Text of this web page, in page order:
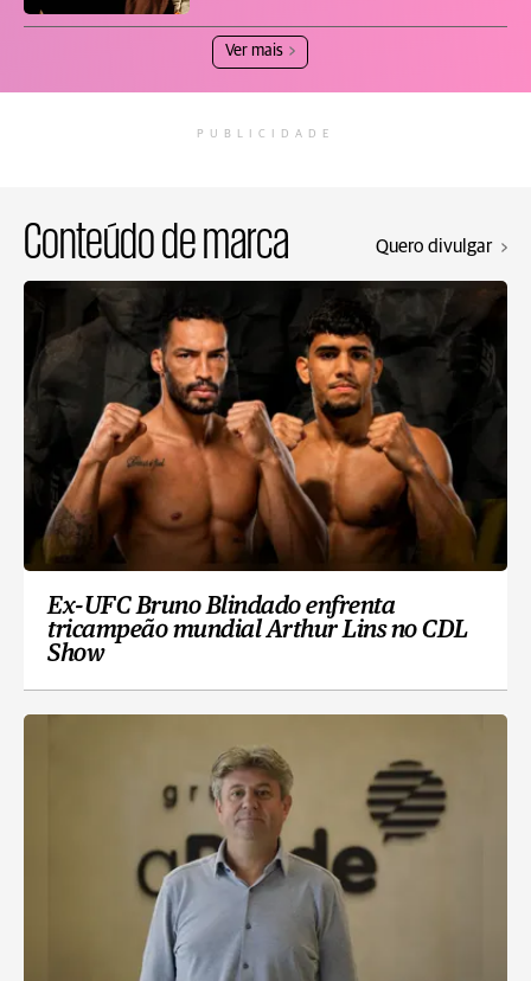
Ver mais
PUBLICIDADE
Conteúdo de marca Quero divulgar
Ex-UFC Bruno Blindado enfrenta
tricampeão mundial Arthur Lins no CDL
Show